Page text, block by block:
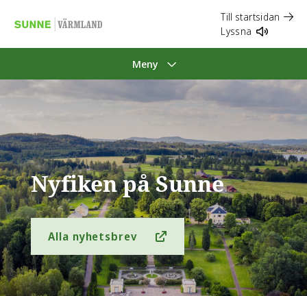
Till startsidan
Lyssna
Meny
Nyfiken på Sunne
Alla nyhetsbrev